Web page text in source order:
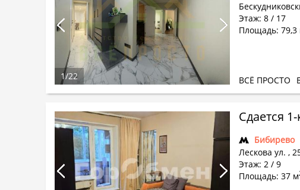
Этаж: 8 / 17
Площадь: 79,3
ВСЁ ПРОСТО
1/22
Сдается
Бибирево
Лескова ул. ,
Этаж: 2 / 9
Площадь: 37 м